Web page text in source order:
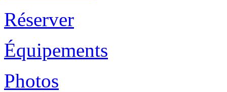
Réserver
Équipements
Photos